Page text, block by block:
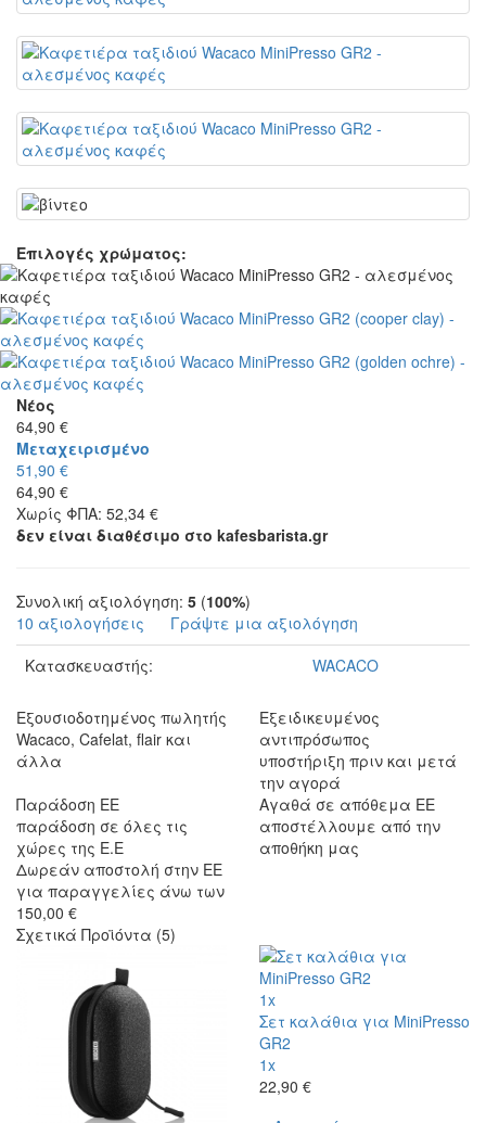
Επιλογές χρώματος:
Νέος
64,90 €
Μεταχειρισμένο
51,90 €
64,90 €
Χωρίς ΦΠΑ: 52,34 €
δεν είναι διαθέσιμο στο kafesbarista.gr
Συνολική αξιολόγηση: 5 (100%)
10 αξιολογήσεις
Γράψτε μια αξιολόγηση
Κατασκευαστής:
WACACO
Εξουσιοδοτημένος πωλητής
Wacaco, Cafelat, flair και
άλλα
Εξειδικευμένος
αντιπρόσωπος
υποστήριξη πριν και μετά
την αγορά
Παράδοση ΕΕ
παράδοση σε όλες τις
χώρες της Ε.Ε
Αγαθά σε απόθεμα ΕΕ
αποστέλλουμε από την
αποθήκη μας
Δωρεάν αποστολή στην ΕΕ
για παραγγελίες άνω των
150,00 €
Σχετικά Προϊόντα (5)
1x
Σετ καλάθια για MiniPresso
GR2
1x
22,90 €